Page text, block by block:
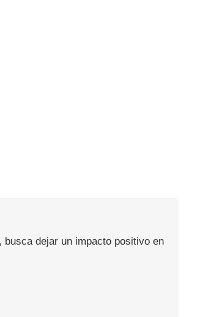
dejar un impacto positivo en